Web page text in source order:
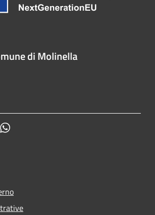
di Molinella